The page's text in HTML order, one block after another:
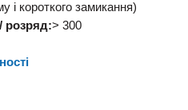
і короткого замикання)
розряд:> 300